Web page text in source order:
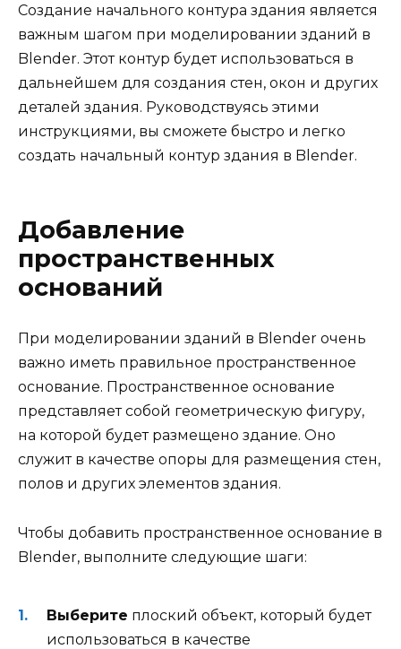
Создание начального контура здания является
важным шагом при моделировании зданий в
Blender. Этот контур будет использоваться в
дальнейшем для создания стен, окон и других
деталей здания. Руководствуясь этими
инструкциями, вы сможете быстро и легко
создать начальный контур здания в Blender.
Добавление
пространственных
оснований
При моделировании зданий в Blender очень
важно иметь правильное пространственное
основание. Пространственное основание
представляет собой геометрическую фигуру,
на которой будет размещено здание. Оно
служит в качестве опоры для размещения стен,
полов и других элементов здания.
Чтобы добавить пространственное основание в
Blender, выполните следующие шаги:
Выберите плоский объект, который будет
использоваться в качестве